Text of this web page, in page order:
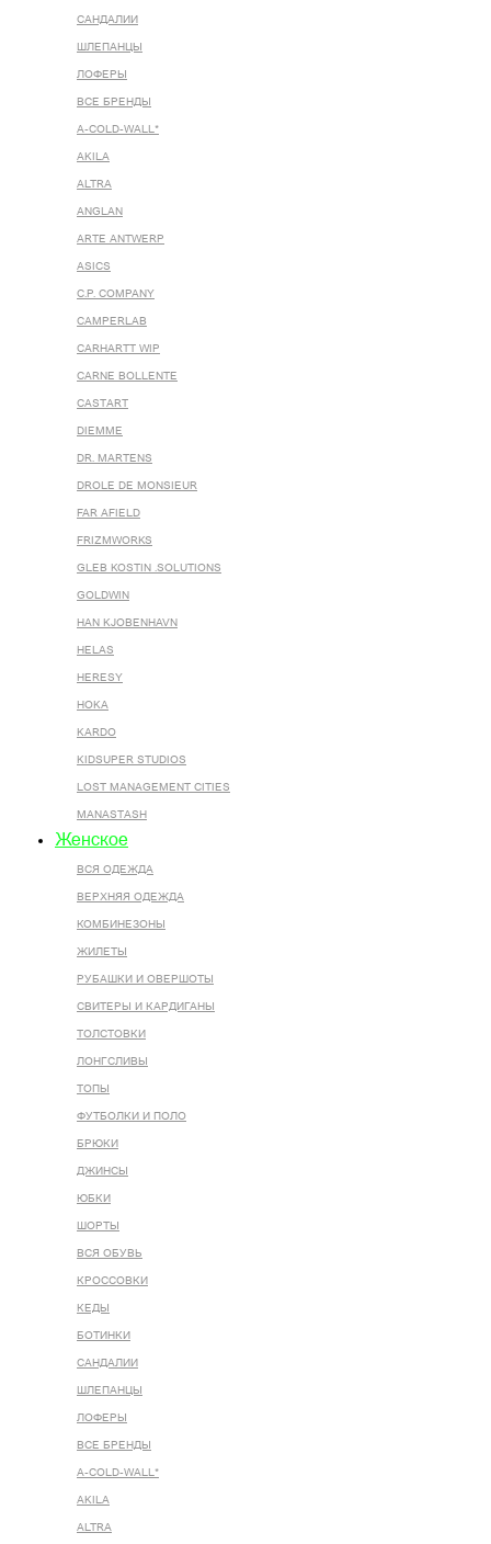
САНДАЛИИ
ШЛЕПАНЦЫ
ЛОФЕРЫ
ВСЕ БРЕНДЫ
A-COLD-WALL*
AKILA
ALTRA
ANGLAN
ARTE ANTWERP
ASICS
C.P. COMPANY
CAMPERLAB
CARHARTT WIP
CARNE BOLLENTE
CASTART
DIEMME
DR. MARTENS
DROLE DE MONSIEUR
FAR AFIELD
FRIZMWORKS
GLEB KOSTIN .SOLUTIONS
GOLDWIN
HAN KJOBENHAVN
HELAS
HERESY
HOKA
KARDO
KIDSUPER STUDIOS
LOST MANAGEMENT CITIES
MANASTASH
Женское
ВСЯ ОДЕЖДА
ВЕРХНЯЯ ОДЕЖДА
КОМБИНЕЗОНЫ
ЖИЛЕТЫ
РУБАШКИ И ОВЕРШОТЫ
СВИТЕРЫ И КАРДИГАНЫ
ТОЛСТОВКИ
ЛОНГСЛИВЫ
ТОПЫ
ФУТБОЛКИ И ПОЛО
БРЮКИ
ДЖИНСЫ
ЮБКИ
ШОРТЫ
ВСЯ ОБУВЬ
КРОССОВКИ
КЕДЫ
БОТИНКИ
САНДАЛИИ
ШЛЕПАНЦЫ
ЛОФЕРЫ
ВСЕ БРЕНДЫ
A-COLD-WALL*
AKILA
ALTRA